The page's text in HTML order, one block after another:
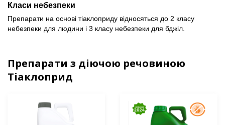
Класи небезпеки
Препарати на основі тіаклоприду відносяться до 2 класу
небезпеки для людини і 3 класу небезпеки для бджіл.
Препарати з діючою речовиною
Тіаклоприд